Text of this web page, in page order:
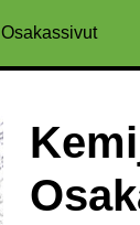
Osakassivut